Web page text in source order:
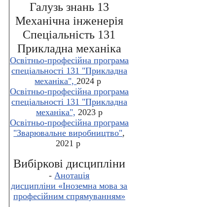
Галузь знань 13
Механічна інженерія
Спеціальність 131
Прикладна механіка
Освітньо-професійна програма
спеціальності 131 "Прикладна
механіка",2024 р
Освітньо-професійна програма
спеціальності 131 "Прикладна
механіка", 2023 р
Освітньо-професійна програма
"Зварювальне виробництво",
2021 р
Вибіркові дисципліни
-Анотація
дисципліни «Іноземна мова за
професійним спрямуванням»